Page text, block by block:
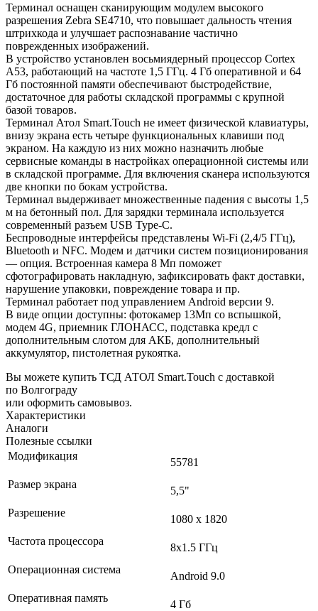
Терминал оснащен сканирующим модулем высокого
разрешения Zebra SE4710, что повышает дальность чтения
штрихкода и улучшает распознавание частично
поврежденных изображений.
В устройство установлен восьмиядерный процессор Cortex
A53, работающий на частоте 1,5 ГГц. 4 Гб оперативной и 64
Гб постоянной памяти обеспечивают быстродействие,
достаточное для работы складской программы с крупной
базой товаров.
Терминал Атол Smart.Touch не имеет физической клавиатуры,
внизу экрана есть четыре функциональных клавиши под
экраном. На каждую из них можно назначить любые
сервисные команды в настройках операционной системы или
в складской программе. Для включения сканера используются
две кнопки по бокам устройства.
Терминал выдерживает множественные падения с высоты 1,5
м на бетонный пол. Для зарядки терминала используется
современный разъем USB Type-C.
Беспроводные интерфейсы представлены Wi-Fi (2,4/5 ГГц),
Bluetooth и NFC. Модем и датчики систем позиционирования
— опция. Встроенная камера 8 Мп поможет
сфотографировать накладную, зафиксировать факт доставки,
нарушение упаковки, повреждение товара и пр.
Терминал работает под управлением Android версии 9.
В виде опции доступны: фотокамер 13Мп со вспышкой,
модем 4G, приемник ГЛОНАСС, подставка кредл с
дополнительным слотом для АКБ, дополнительный
аккумулятор, пистолетная рукоятка.
Вы можете купить ТСД АТОЛ Smart.Touch с доставкой
по Волгограду
или оформить самовывоз.
Характеристики
Аналоги
Полезные ссылки
Модификация
55781
Размер экрана
5,5"
Разрешение
1080 x 1820
Частота процессора
8х1.5 ГГц
Операционная система
Android 9.0
Оперативная память
4 Гб